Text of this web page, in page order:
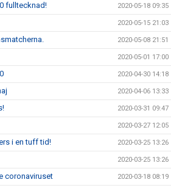
fulltecknad! 2020-05-18 09:35
2020-05-15 21:03
2020-05-08 21:51
2020-05-01 17:00
2020-04-30 14:18
2020-04-06 13:33
2020-03-31 09:47
2020-03-27 12:05
i en tuff tid! 2020-03-25 13:26
2020-03-25 13:26
coronaviruset 2020-03-18 08:19